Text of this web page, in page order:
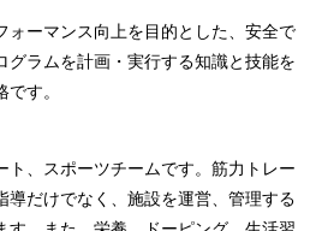
ーマンス向上を目的とした、安全で
グラムを計画・実行する知識と技能を
す。
、スポーツチームです。筋力トレー
導だけでなく、施設を運営、管理する